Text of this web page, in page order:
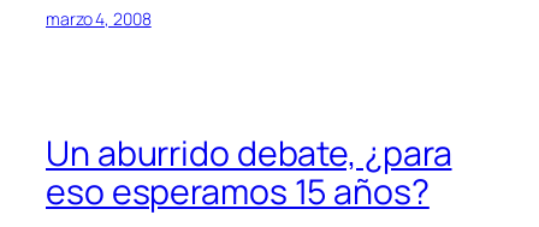
marzo 4, 2008
Un aburrido debate, ¿para
eso esperamos 15 años?